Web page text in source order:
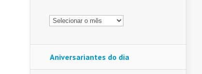
Arquivo
Aniversariantes do dia